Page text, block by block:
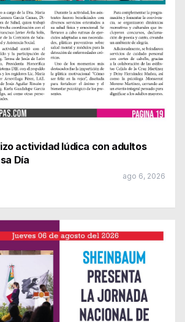
actividad lúdica con adultos
Día
ago 6, 2026